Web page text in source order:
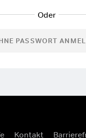
PASSWORT
Kontakt